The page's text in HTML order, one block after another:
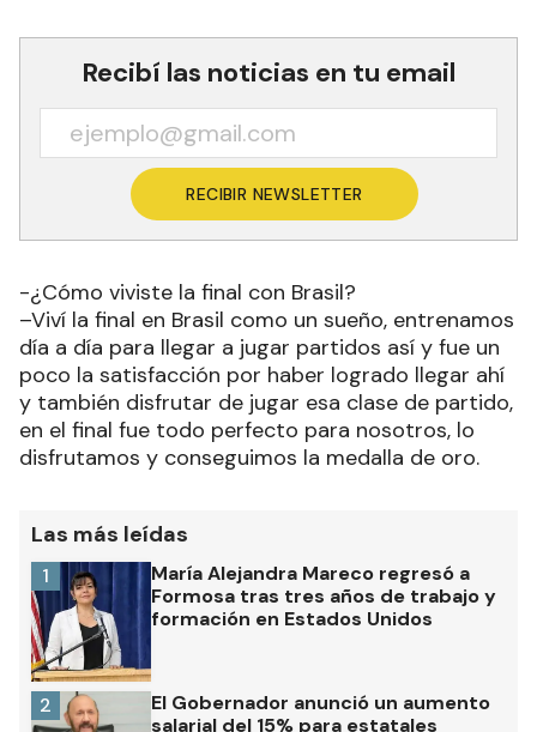
Recibí las noticias en tu email
RECIBIR NEWSLETTER
-¿Cómo viviste la final con Brasil?
–Viví la final en Brasil como un sueño, entrenamos
día a día para llegar a jugar partidos así y fue un
poco la satisfacción por haber logrado llegar ahí
y también disfrutar de jugar esa clase de partido,
en el final fue todo perfecto para nosotros, lo
disfrutamos y conseguimos la medalla de oro.
Las más leídas
María Alejandra Mareco regresó a
Formosa tras tres años de trabajo y
formación en Estados Unidos
1
El Gobernador anunció un aumento
salarial del 15% para estatales
2